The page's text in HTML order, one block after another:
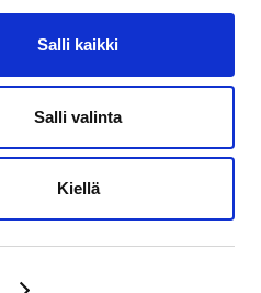
Salli kaikki
Salli valinta
Kiellä